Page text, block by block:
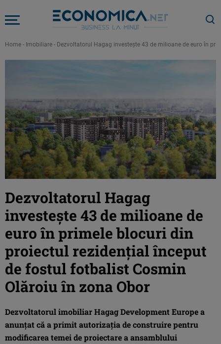
Home - Imobiliare - Dezvoltatorul Hagag investește 43 de milioane de euro în
Dezvoltatorul Hagag
investește 43 de milioane de
euro în primele blocuri din
proiectul rezidențial început
de fostul fotbalist Cosmin
Olăroiu în zona Obor
Dezvoltatorul imobiliar Hagag Development Europe a
anunțat că a primit autorizația de construire pentru
modificarea temei de proiectare a ansamblului